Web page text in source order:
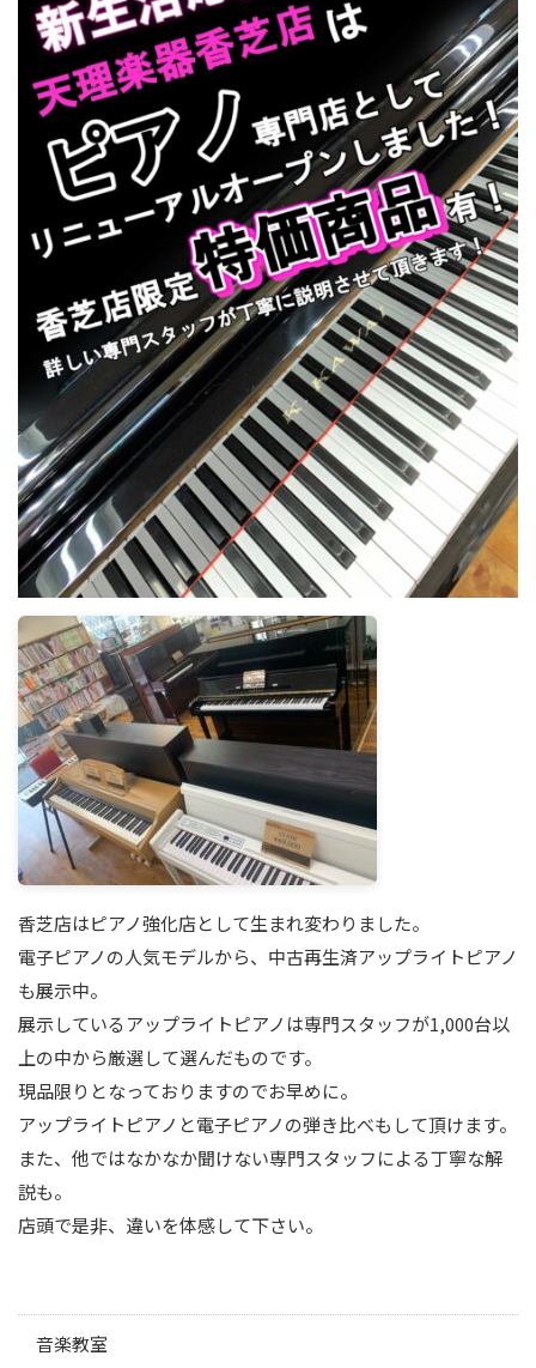
香芝店はピアノ強化店として生まれ変わりました。
電子ピアノの人気モデルから、中古再生済アップライトピアノ
も展示中。
展示しているアップライトピアノは専門スタッフが1,000台以
上の中から厳選して選んだものです。
現品限りとなっておりますのでお早めに。
アップライトピアノと電子ピアノの弾き比べもして頂けます。
また、他ではなかなか聞けない専門スタッフによる丁寧な解
説も。
店頭で是非、違いを体感して下さい。
音楽教室